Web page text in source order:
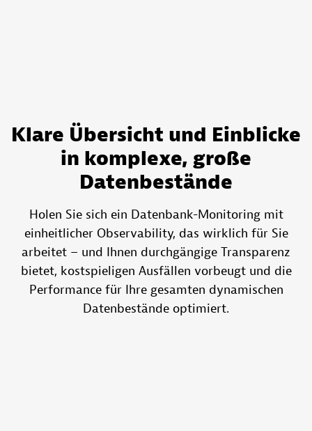
Klare Übersicht und Einblicke
in komplexe, große
Datenbestände
Holen Sie sich ein Datenbank-Monitoring mit
einheitlicher Observability, das wirklich für Sie
arbeitet – und Ihnen durchgängige Transparenz
bietet, kostspieligen Ausfällen vorbeugt und die
Performance für Ihre gesamten dynamischen
Datenbestände optimiert.